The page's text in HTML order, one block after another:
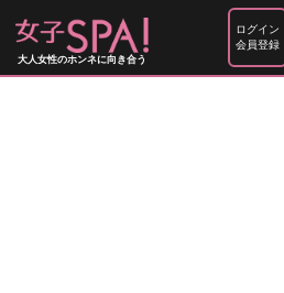
大人女性のホンネに向き合う
ログイン
会員登録